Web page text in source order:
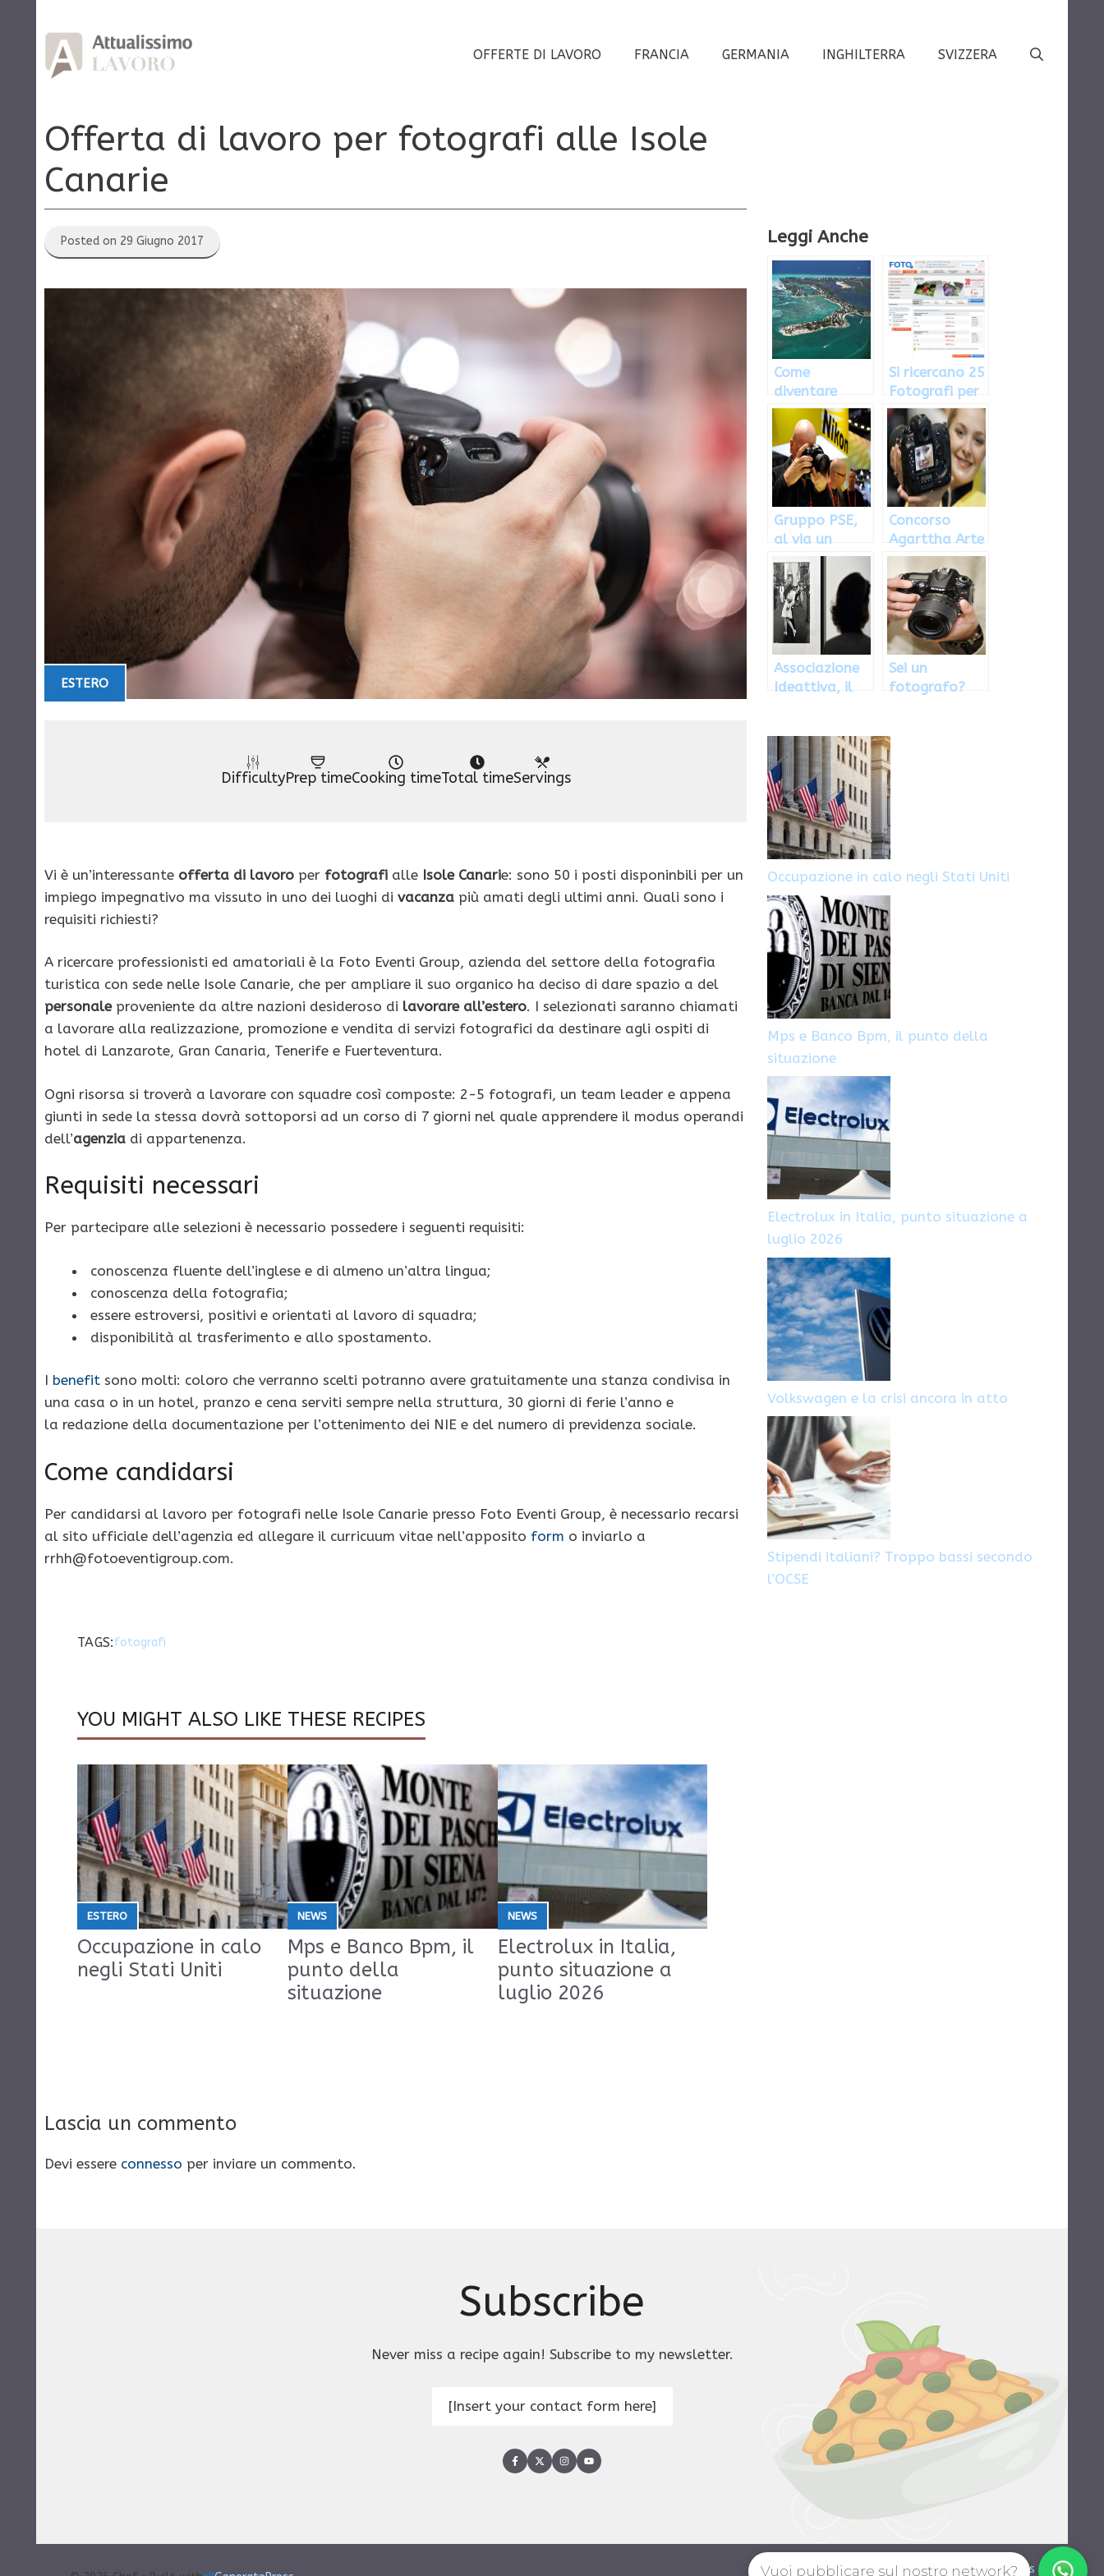
contenuto
OFFERTE DI LAVORO FRANCIA GERMANIA INGHILTERRA SVIZZERA
Offerta di lavoro per fotografi alle Isole
Canarie
Posted on 29 Giugno 2017
ESTERO
DifficultyPrep timeCooking timeTotal timeServings
Vi è un’interessante offerta di lavoro per fotografi alle Isole Canarie: sono 50 i posti disponinbili per un
impiego impegnativo ma vissuto in uno dei luoghi di vacanza più amati degli ultimi anni. Quali sono i
requisiti richiesti?
A ricercare professionisti ed amatoriali è la Foto Eventi Group, azienda del settore della fotografia
turistica con sede nelle Isole Canarie, che per ampliare il suo organico ha deciso di dare spazio a del
personaleproveniente da altre nazioni desideroso di lavorare all’estero. I selezionati saranno chiamati
a lavorare alla realizzazione, promozione e vendita di servizi fotografici da destinare agli ospiti di
hotel di Lanzarote, Gran Canaria, Tenerife e Fuerteventura.
Ogni risorsa si troverà a lavorare con squadre così composte: 2-5 fotografi, un team leader e appena
giunti in sede la stessa dovrà sottoporsi ad un corso di 7 giorni nel quale apprendere il modus operandi
dell’agenzia di appartenenza.
Requisiti necessari
Per partecipare alle selezioni è necessario possedere i seguenti requisiti:
conoscenza fluente dell’inglese e di almeno un’altra lingua;
conoscenza della fotografia;
essere estroversi, positivi e orientati al lavoro di squadra;
disponibilità al trasferimento e allo spostamento.
I benefit sono molti: coloro che verranno scelti potranno avere gratuitamente una stanza condivisa in
una casa o in un hotel, pranzo e cena serviti sempre nella struttura, 30 giorni di ferie l’anno e
la redazione della documentazione per l’ottenimento dei NIE e del numero di previdenza sociale.
Come candidarsi
Per candidarsi al lavoro per fotografi nelle Isole Canarie presso Foto Eventi Group, è necessario recarsi
al sito ufficiale dell’agenzia ed allegare il curricuum vitae nell’apposito form o inviarlo a
rrhh@fotoeventigroup.com.
TAGS:fotografi
YOU MIGHT ALSO LIKE THESE RECIPES
ESTERO
Occupazione in calo
negli Stati Uniti
NEWS
Mps e Banco Bpm, il
punto della
situazione
NEWS
Electrolux in Italia,
punto situazione a
luglio 2026
Lascia un commento
Devi essere connesso per inviare un commento.
Leggi Anche
Come
diventare
cameriere alle
Isole Cayman
Si ricercano 25
Fotografi per
lavoro
all’estero
Gruppo PSE,
al via un
nuovo
concorso per
fotografi:
come
partecipare
Concorso
Agarttha Arte
per aspiranti
fotografi,
ecco come
partecipare
Associazione
Ideattiva, il
fotografi e
videomaker
Sei un
fotografo?
la prossima
stagione
estiva
Occupazione in calo negli Stati Uniti
Mps e Banco Bpm, il punto della
situazione
Electrolux in Italia, punto situazione a
luglio 2026
Volkswagen e la crisi ancora in atto
Stipendi italiani? Troppo bassi secondo
l’OCSE
Subscribe
Never miss a recipe again! Subscribe to my newsletter.
[Insert your contact form here]
Style guidePrivacy policyTerms
Vuoi pubblicare sul nostro network?